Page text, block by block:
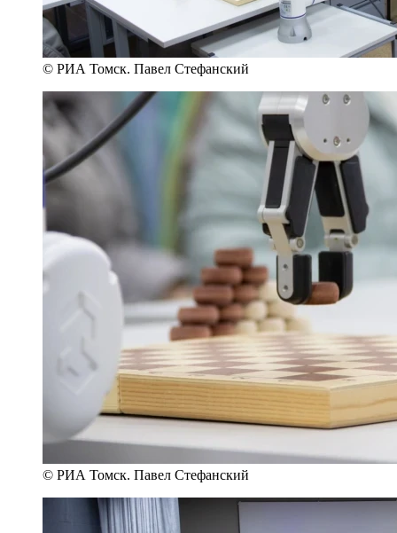
© РИА Томск. Павел Стефанский
© РИА Томск. Павел Стефанский